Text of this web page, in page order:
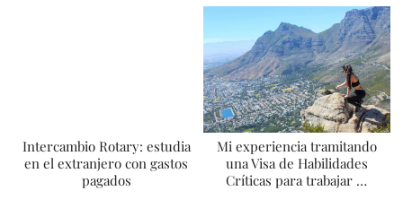
Intercambio Rotary: estudia
en el extranjero con gastos
pagados
Mi experiencia tramitando
una Visa de Habilidades
Críticas para trabajar …